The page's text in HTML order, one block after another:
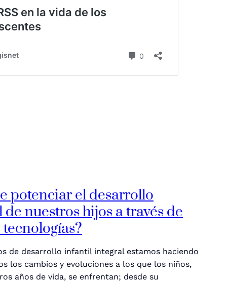
potenciar el desarrollo
nuestros hijos a través de
de desarrollo infantil integral estamos haciendo
los cambios y evoluciones a los que los niños,
años de vida, se enfrentan; desde su